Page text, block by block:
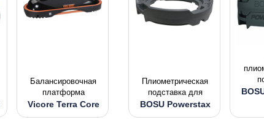
Балансировочная
платформа
Vicore Terra Core
Плиометрическая
подставка для
BOSU Powerstax